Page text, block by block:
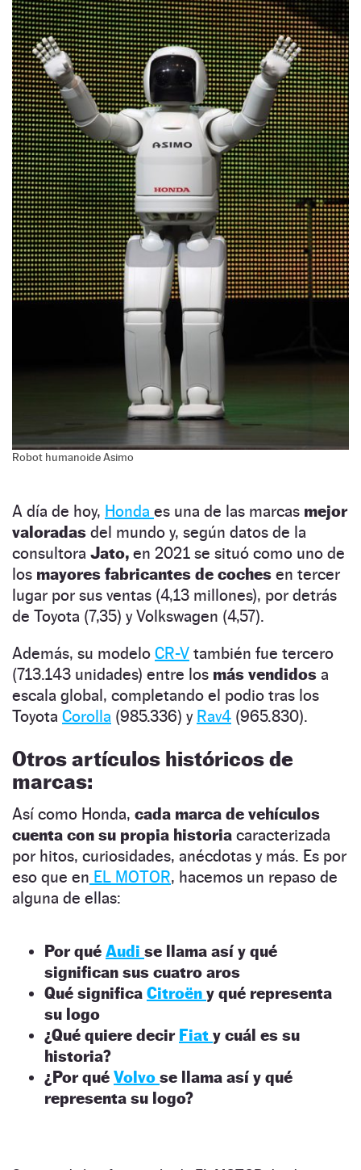
Robot humanoide Asimo
A día de hoy, Honda es una de las marcas mejor
valoradas del mundo y, según datos de la
consultora Jato, en 2021 se situó como uno de
los mayores fabricantes de coches en tercer
lugar por sus ventas (4,13 millones), por detrás
de Toyota (7,35) y Volkswagen (4,57).
Además, su modelo CR-V también fue tercero
(713.143 unidades) entre los más vendidos a
escala global, completando el podio tras los
Toyota Corolla (985.336) y Rav4 (965.830).
Otros artículos históricos de
marcas:
Así como Honda, cada marca de vehículos
cuenta con su propia historia caracterizada
por hitos, curiosidades, anécdotas y más. Es por
eso que en EL MOTOR, hacemos un repaso de
alguna de ellas:
Por qué Audi se llama así y qué
significan sus cuatro aros
Qué significa Citroën y qué representa
su logo
¿Qué quiere decir Fiat y cuál es su
historia?
¿Por qué Volvo se llama así y qué
representa su logo?